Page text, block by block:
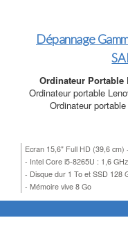
Dépannage
Ordinateur Portable
Ordinateur portable
Ordinateur
Ecran 15,6" Full HD (39,6 cm)
- Intel Core i5-8265U : 1,6
- Disque dur 1 To et SSD 128
- Mémoire vive 8 Go